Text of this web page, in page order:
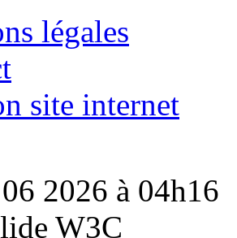
légales
site internet
2026 à 04h16
W3C